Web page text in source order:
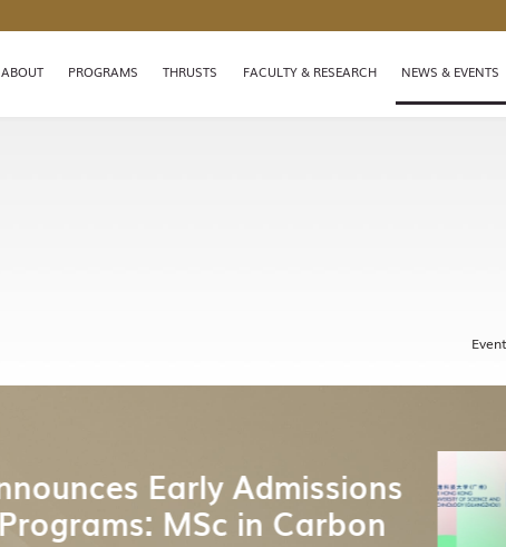
MORE ABOUT HKUST(GZ)
LIFE@HKUST(GZ) LIBRARY
ABOUT PROGRAMS THRUSTS FACULTY & RESEARCH NEWS & EVENTS
学术研讨会丨需求冲击
法中收益